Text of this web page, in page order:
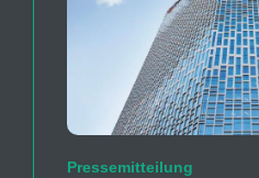
Pressemitteilung